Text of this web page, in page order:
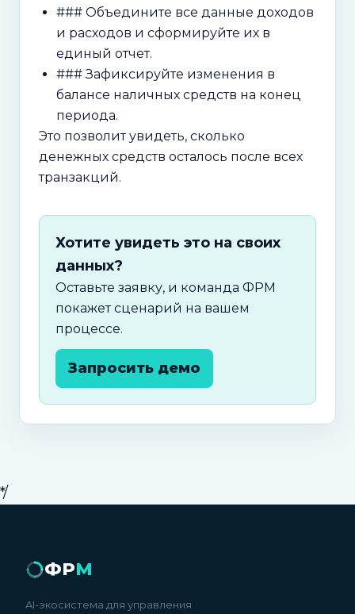
### Объедините все данные доходов
и расходов и сформируйте их в
единый отчет.
### Зафиксируйте изменения в
балансе наличных средств на конец
периода.
Это позволит увидеть, сколько
денежных средств осталось после всех
транзакций.
Хотите увидеть это на своих
данных?
Оставьте заявку, и команда ФРМ
покажет сценарий на вашем
процессе.
Запросить демо
*/
ФРМ
AI-экосистема для управления